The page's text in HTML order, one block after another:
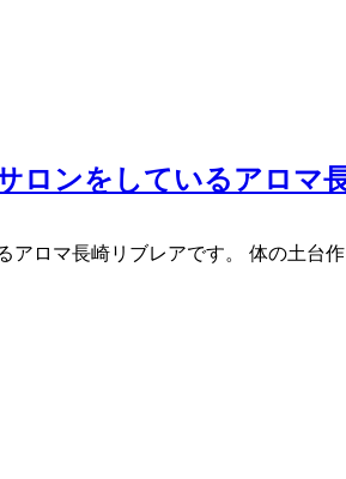
ロンをしているアロマ
ロマ長崎リブレアです。 体の土台